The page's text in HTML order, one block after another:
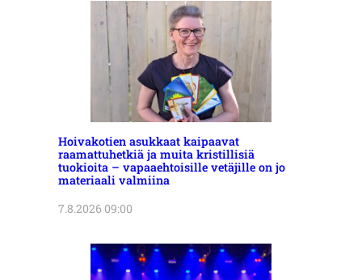
Hoivakotien asukkaat kaipaavat
raamattuhetkiä ja muita kristillisiä
tuokioita – vapaaehtoisille vetäjille on jo
materiaali valmiina
7.8.2026 09:00